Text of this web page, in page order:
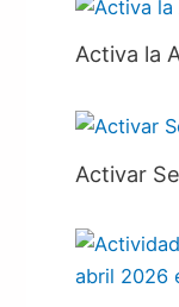
Activa la
Activar